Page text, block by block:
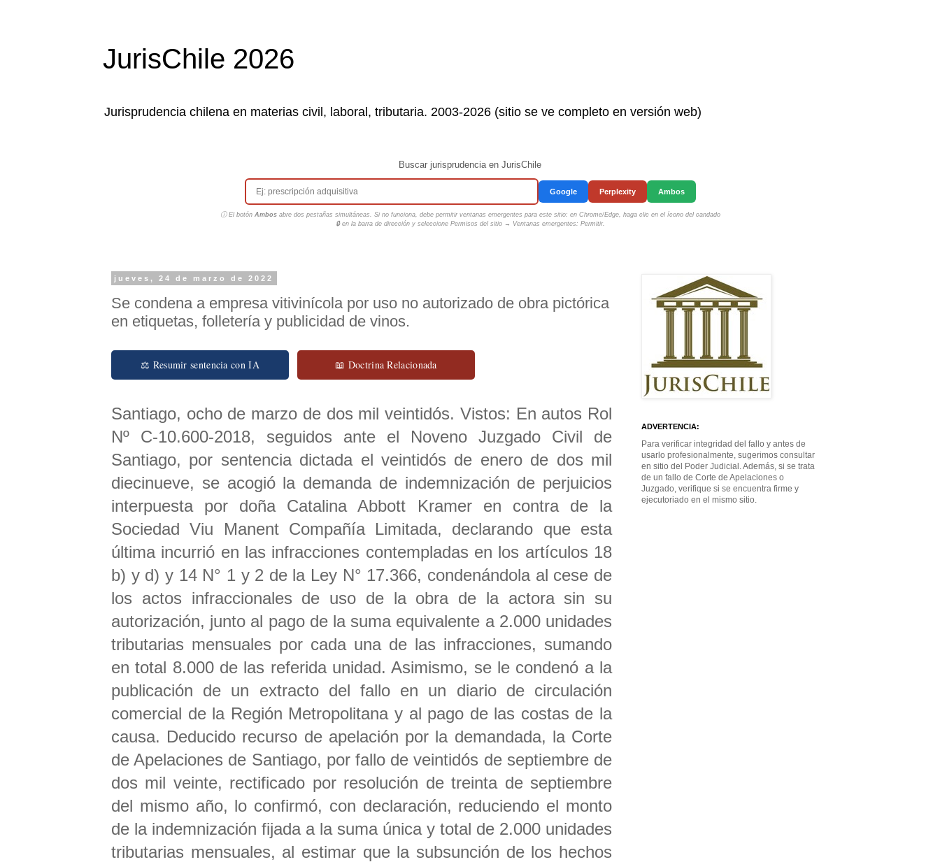
JurisChile 2026
Jurisprudencia chilena en materias civil, laboral, tributaria. 2003-2026 (sitio se ve completo en versión web)
Buscar jurisprudencia en JurisChile
Google Perplexity Ambos
ⓘ El botón Ambosabre dos pestañas simultáneas. Si no funciona, debe permitir ventanas emergentes para este sitio: en Chrome/Edge, haga clic en el ícono del candado
🔒 en la barra de dirección y seleccione Permisos del sitio → Ventanas emergentes: Permitir.
jueves, 24 de marzo de 2022
Se condena a empresa vitivinícola por uso no autorizado de obra pictórica
en etiquetas, folletería y publicidad de vinos.
⚖ Resumir sentencia con IA 📖 Doctrina Relacionada
Santiago, ocho de marzo de dos mil veintidós. Vistos: En autos Rol
Nº C-10.600-2018, seguidos ante el Noveno Juzgado Civil de
Santiago, por sentencia dictada el veintidós de enero de dos mil
diecinueve, se acogió la demanda de indemnización de perjuicios
interpuesta por doña Catalina Abbott Kramer en contra de la
Sociedad Viu Manent Compañía Limitada, declarando que esta
última incurrió en las infracciones contempladas en los artículos 18
b) y d) y 14 N° 1 y 2 de la Ley N° 17.366, condenándola al cese de
los actos infraccionales de uso de la obra de la actora sin su
autorización, junto al pago de la suma equivalente a 2.000 unidades
tributarias mensuales por cada una de las infracciones, sumando
en total 8.000 de las referida unidad. Asimismo, se le condenó a la
publicación de un extracto del fallo en un diario de circulación
comercial de la Región Metropolitana y al pago de las costas de la
causa. Deducido recurso de apelación por la demandada, la Corte
de Apelaciones de Santiago, por fallo de veintidós de septiembre de
dos mil veinte, rectificado por resolución de treinta de septiembre
del mismo año, lo confirmó, con declaración, reduciendo el monto
de la indemnización fijada a la suma única y total de 2.000 unidades
tributarias mensuales, al estimar que la subsunción de los hechos
ADVERTENCIA:
Para verificar integridad del fallo y antes de
usarlo profesionalmente, sugerimos consultar
en sitio del Poder Judicial. Además, si se trata
de un fallo de Corte de Apelaciones o
Juzgado, verifique si se encuentra firme y
ejecutoriado en el mismo sitio.